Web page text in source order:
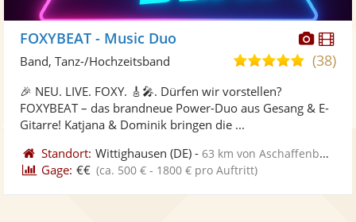
FOXYBEAT - Music Duo
5,0(38)
Band, Tanz-/Hochzeitsband
🎉 NEU. LIVE. FOXY. 🎸🎤. Dürfen wir vorstellen?
FOXYBEAT – das brandneue Power-Duo aus Gesang & E-
Gitarre! Katjana & Dominik bringen die ...
Standort: Wittighausen (DE) -63 km von Aschaffenburg
Gage: €€ (ca. 500 € - 1800 € pro Auftritt)